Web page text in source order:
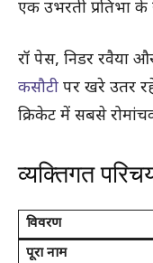
एक उभरती प्रतिभा के
रॉ पेस, निडर रवैया
कसौटी पर खरे उतर
क्रिकेट में सबसे
व्यक्तिगत
विवरण
पूरा नाम